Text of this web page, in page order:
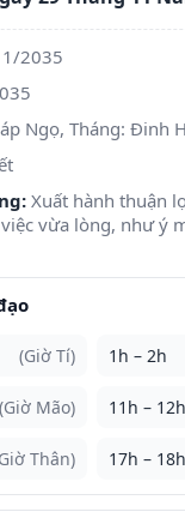
2035
Ngọ, Tháng: Đinh
Xuất hành thuận
vừa lòng, như ý
(Giờ Tí) 1h – 2h
(Giờ Mão) 11h – 12h
Thân) 17h – 18h